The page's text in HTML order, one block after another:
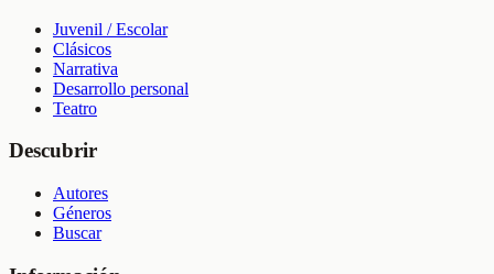
Juvenil / Escolar
Clásicos
Narrativa
Desarrollo personal
Teatro
Descubrir
Autores
Géneros
Buscar